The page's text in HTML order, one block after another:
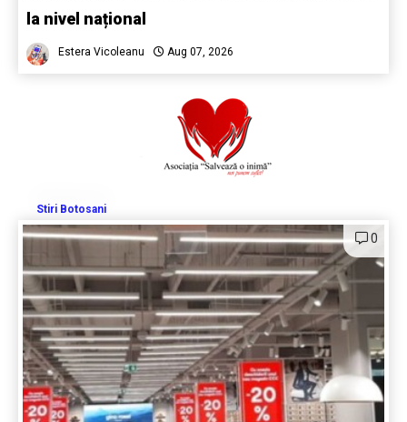
la nivel național
Estera Vicoleanu Aug 07, 2026
Stiri Botosani
0